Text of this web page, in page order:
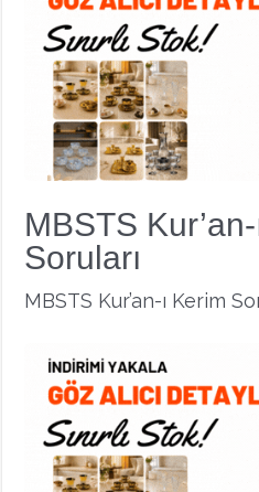
MBSTS
Soruları
MBSTS Kur’an-ı Kerim